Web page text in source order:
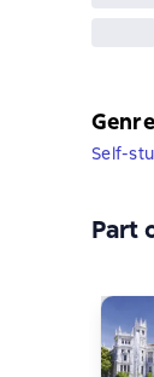
Self-
Part